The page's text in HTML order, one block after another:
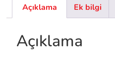
Açıklama Ek bilgi
Açıklama